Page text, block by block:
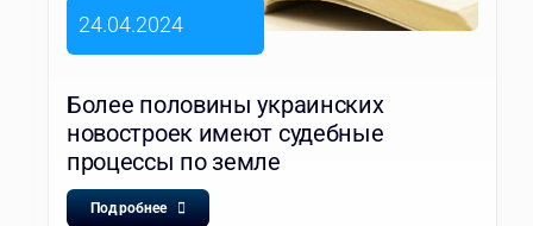
24.04.2024
Более половины украинских
новостроек имеют судебные
процессы по земле
Подробнее